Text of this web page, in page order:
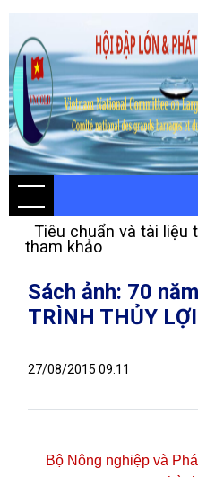
Tiêu chuẩn và tài liệu
tham khảo
Sách ảnh: 70
TRÌNH THỦY
27/08/2015 09:11
Bộ Nông nghiệp và